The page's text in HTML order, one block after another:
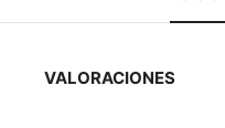
VALORACIONES